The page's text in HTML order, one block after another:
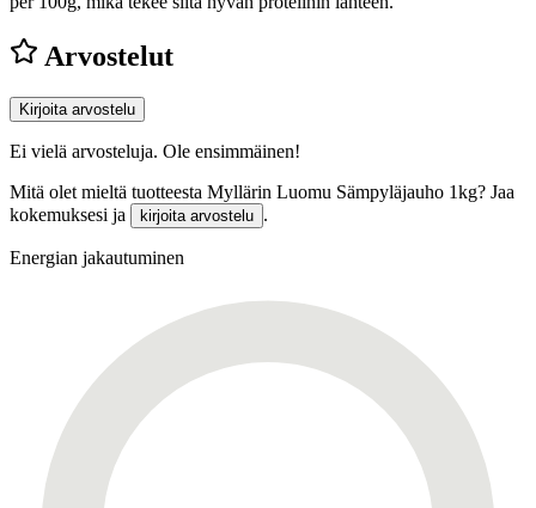
Arvostelut
Kirjoita arvostelu
Ei vielä arvosteluja. Ole ensimmäinen!
Mitä olet mieltä tuotteesta Myllärin Luomu Sämpyläjauho 1kg? Jaa
kokemuksesi ja
kirjoita arvostelu .
Energian jakautuminen